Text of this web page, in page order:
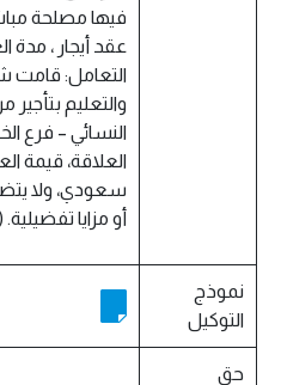
فيها مصلحة
التعامل: قامت
والتعليم بتأجير
النسائي – فرع
سعودي، ولا
أو مزايا
نموذج
التوكيل
حق